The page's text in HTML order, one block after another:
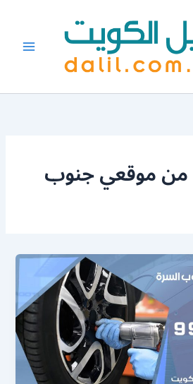
من موقعي جنوب